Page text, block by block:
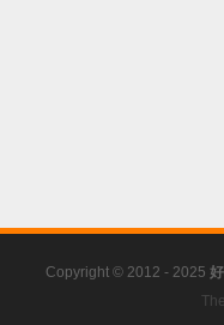
Copyright © 2012 - 2025